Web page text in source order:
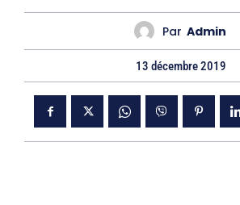
Par Admin
13 décembre 2019